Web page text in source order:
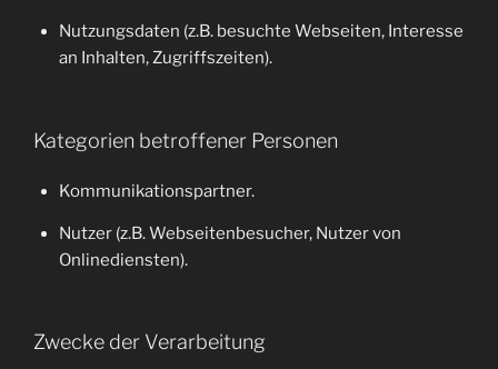
Nutzungsdaten (z.B. besuchte Webseiten, Interesse
an Inhalten, Zugriffszeiten).
Kategorien betroffener Personen
Kommunikationspartner.
Nutzer (z.B. Webseitenbesucher, Nutzer von
Onlinediensten).
Zwecke der Verarbeitung